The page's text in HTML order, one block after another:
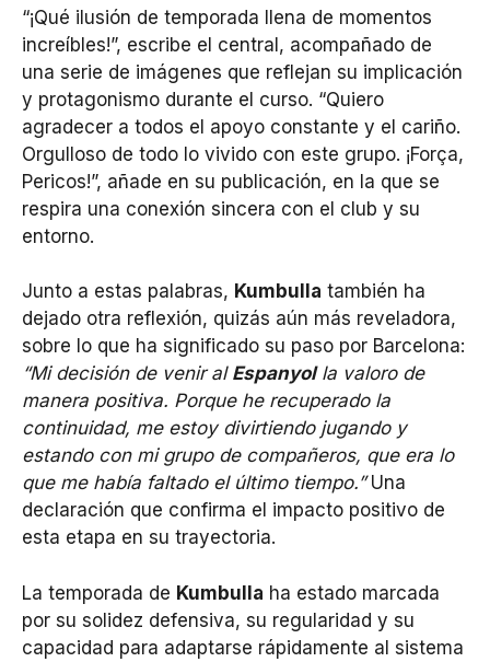
“¡Qué ilusión de temporada llena de momentos
increíbles!”, escribe el central, acompañado de
una serie de imágenes que reflejan su implicación
y protagonismo durante el curso. “Quiero
agradecer a todos el apoyo constante y el cariño.
Orgulloso de todo lo vivido con este grupo. ¡Força,
Pericos!”, añade en su publicación, en la que se
respira una conexión sincera con el club y su
entorno.
Junto a estas palabras, Kumbulla también ha
dejado otra reflexión, quizás aún más reveladora,
sobre lo que ha significado su paso por Barcelona:
“Mi decisión de venir al Espanyolla valoro de
manera positiva. Porque he recuperado la
continuidad, me estoy divirtiendo jugando y
estando con mi grupo de compañeros, que era lo
que me había faltado el último tiempo.”Una
declaración que confirma el impacto positivo de
esta etapa en su trayectoria.
La temporada de Kumbulla ha estado marcada
por su solidez defensiva, su regularidad y su
capacidad para adaptarse rápidamente al sistema